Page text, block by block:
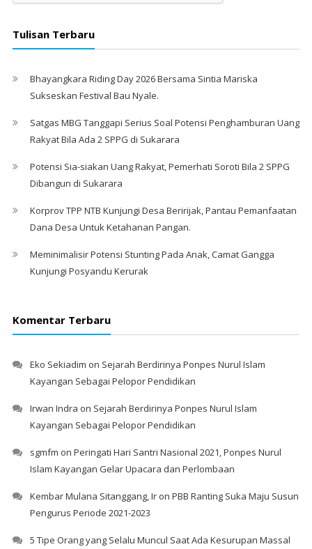
Tulisan Terbaru
Bhayangkara Riding Day 2026 Bersama Sintia Mariska
Sukseskan Festival Bau Nyale. ‎
Satgas MBG Tanggapi Serius Soal Potensi Penghamburan Uang
Rakyat Bila Ada 2 SPPG di Sukarara
Potensi Sia-siakan Uang Rakyat, Pemerhati Soroti Bila 2 SPPG
Dibangun di Sukarara
Korprov TPP NTB Kunjungi Desa Beririjak, Pantau Pemanfaatan
Dana Desa Untuk Ketahanan Pangan.
Meminimalisir Potensi Stunting Pada Anak, Camat Gangga
Kunjungi Posyandu Kerurak
Komentar Terbaru
Eko Sekiadim on Sejarah Berdirinya Ponpes Nurul Islam
Kayangan Sebagai Pelopor Pendidikan
Irwan Indra on Sejarah Berdirinya Ponpes Nurul Islam
Kayangan Sebagai Pelopor Pendidikan
sgmfm on Peringati Hari Santri Nasional 2021, Ponpes Nurul
Islam Kayangan Gelar Upacara dan Perlombaan
Kembar Mulana Sitanggang, Iron PBB Ranting Suka Maju Susun
Pengurus Periode 2021-2023
5 Tipe Orang yang Selalu Muncul Saat Ada Kesurupan Massal